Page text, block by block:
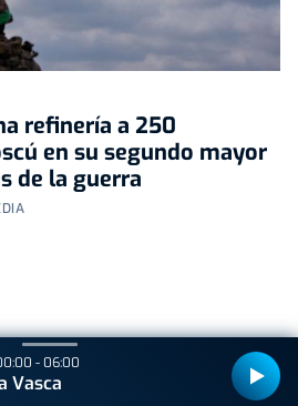
refinería a 250
en su segundo mayor
de la guerra
- 06:00
Vasca